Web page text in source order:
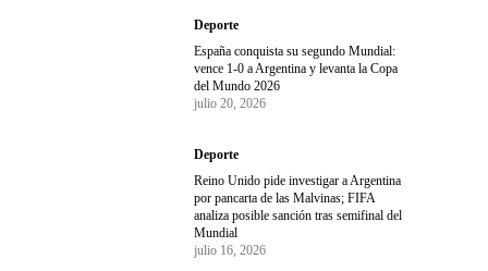
Deporte
España conquista su segundo Mundial:
vence 1-0 a Argentina y levanta la Copa
del Mundo 2026
julio 20, 2026
Deporte
Reino Unido pide investigar a Argentina
por pancarta de las Malvinas; FIFA
analiza posible sanción tras semifinal del
Mundial
julio 16, 2026